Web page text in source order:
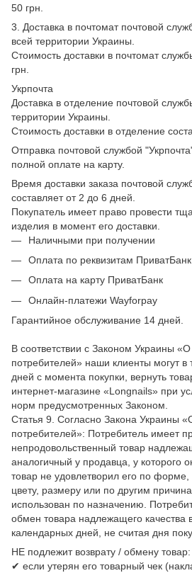
50 грн.
3. Доставка в почтомат почтовой
всей территории Украины.
Стоимость доставки в почтомат
грн.
Укрпочта
Доставка в отделение почтовой
территории Украины.
Стоимость доставки в отделение
Отправка почтовой службой
полной оплате на карту.
Время доставки заказа почтовой
составляет от 2 до 6 дней.
Покупатель имеет право провести
изделия в момент его доставки.
Наличными при получении
Оплата по реквизитам ПриватБанк
Оплата на карту ПриватБанк
Онлайн-платежи Wayforpay
Гарантийное обслуживание 14 дней.
В соответствии с Законом Украины
потребителей» наши клиенты могут
дней с момента покупки, вернуть
интернет-магазине «Longnails» при
норм предусмотренных Законом.
Статья 9. Согласно Закона Украины
потребителей»: Потребитель имеет
непродовольственный товар
аналогичный у продавца, у которого
товар не удовлетворил его по форме,
цвету, размеру или по другим
использован по назначению.
обмен товара надлежащего качества
календарных дней, не считая дня
НЕ подлежит возврату / обмену товар:
✔ если утерян его товарный чек